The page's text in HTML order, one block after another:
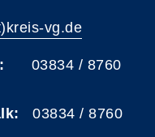
vg.de
03834 / 8760
03834 / 8760